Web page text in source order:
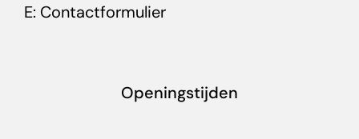
E: Contactformulier
Openingstijden